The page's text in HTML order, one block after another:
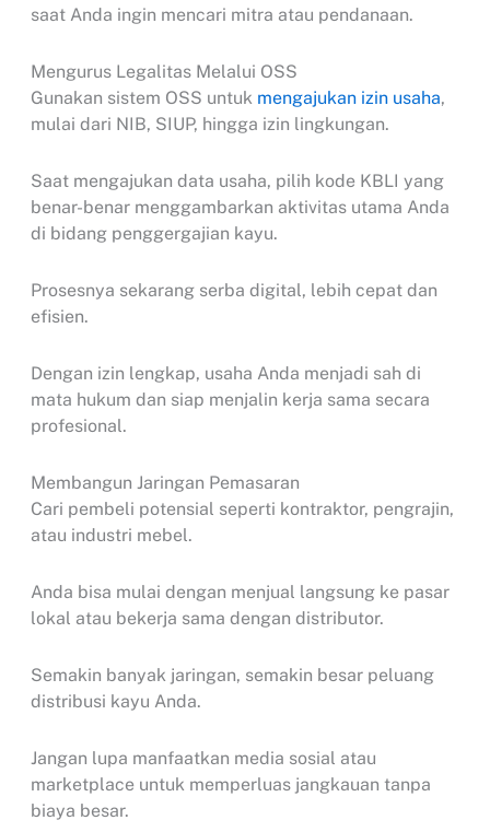
saat Anda ingin mencari mitra atau pendanaan.
Mengurus Legalitas Melalui OSS
Gunakan sistem OSS untuk mengajukan izin usaha,
mulai dari NIB, SIUP, hingga izin lingkungan.
Saat mengajukan data usaha, pilih kode KBLI yang
benar-benar menggambarkan aktivitas utama Anda
di bidang penggergajian kayu.
Prosesnya sekarang serba digital, lebih cepat dan
efisien.
Dengan izin lengkap, usaha Anda menjadi sah di
mata hukum dan siap menjalin kerja sama secara
profesional.
Membangun Jaringan Pemasaran
Cari pembeli potensial seperti kontraktor, pengrajin,
atau industri mebel.
Anda bisa mulai dengan menjual langsung ke pasar
lokal atau bekerja sama dengan distributor.
Semakin banyak jaringan, semakin besar peluang
distribusi kayu Anda.
Jangan lupa manfaatkan media sosial atau
marketplace untuk memperluas jangkauan tanpa
biaya besar.